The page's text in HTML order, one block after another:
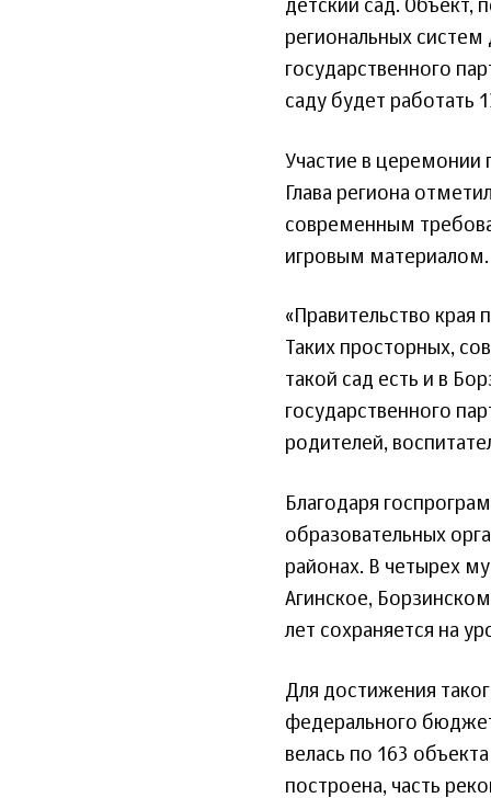
детский сад. Объект,
региональных систем
государственного
саду будет работать
Участие в церемонии
Глава региона
современным
игровым материалом.
«Правительство
Таких просторных,
такой сад есть и в
государственного
родителей,
Благодаря
образовательных
районах. В четырех
Агинское,
лет сохраняется на
Для достижения
федерального
велась по 163
построена, часть